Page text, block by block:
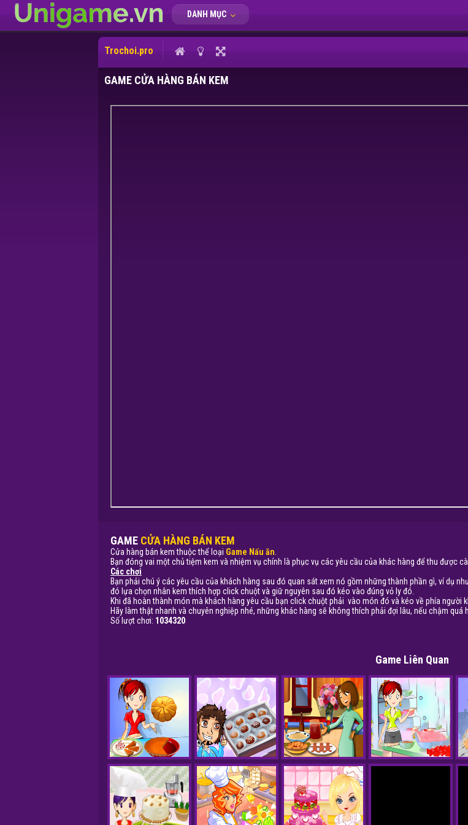
DANH MỤC
Trochoi.pro
GAME CỬA HÀNG BÁN KEM
GAME CỬA HÀNG BÁN KEM
Cửa hàng bán kem thuộc thể loại Game Nấu ăn
Bạn đóng vai một chủ tiệm kem và nhiệm vụ chính là phục vụ các yêu cầu của khác hàng để thu được
Các chơi
Bạn phải chú ý các yêu cầu của khách hàng sau đó quan sát xem nó gồm những thành phần gì, ví dụ
đó lựa chọn nhân kem thích hợp click chuột và giữ nguyên sau đó kéo vào đúng vỏ ly đó.
Khi đã hoàn thành món mà khách hàng yêu cầu bạn click chuột phải vào món đó và kéo về phía người
Hãy làm thật nhanh và chuyên nghiệp nhé, những khác hàng sẽ không thích phải đợi lâu, nếu chậm quá
Số lượt chơi: 1034320
Game Liên Quan